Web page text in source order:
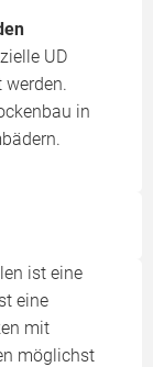
UD
werden.
in
ist eine
eine
mit
möglichst